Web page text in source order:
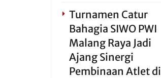
Turnamen Catur
Bahagia SIWO PWI
Malang Raya Jadi
Ajang Sinergi
Pembinaan Atlet di